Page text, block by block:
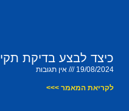
כיצד לבצע בדיקת
19/08/2024 אין תגובות
לקריאת המאמר >>>